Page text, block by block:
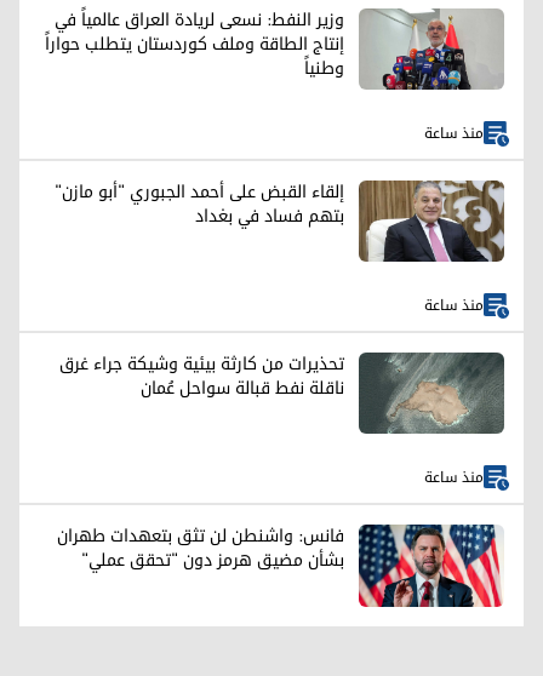
وزير النفط: نسعى لريادة العراق عالمياً في
إنتاج الطاقة وملف كوردستان يتطلب حواراً
وطنياً
منذ ساعة
إلقاء القبض على أحمد الجبوري "أبو مازن"
بتهم فساد في بغداد
منذ ساعة
تحذيرات من كارثة بيئية وشيكة جراء غرق
ناقلة نفط قبالة سواحل عُمان
منذ ساعة
فانس: واشنطن لن تثق بتعهدات طهران
بشأن مضيق هرمز دون "تحقق عملي"